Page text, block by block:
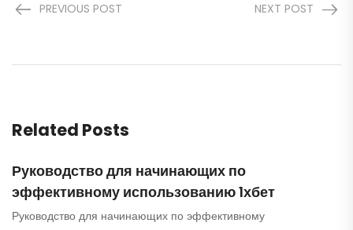
PREVIOUS POST NEXT POST
Related Posts
Руководство для начинающих по
эффективному использованию 1хбет
Руководство для начинающих по эффективному